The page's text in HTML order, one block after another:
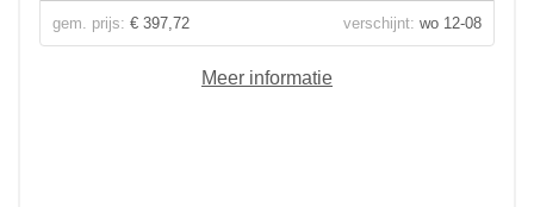
gem. prijs: € 397,72 verschijnt: wo 12-08
Meer informatie